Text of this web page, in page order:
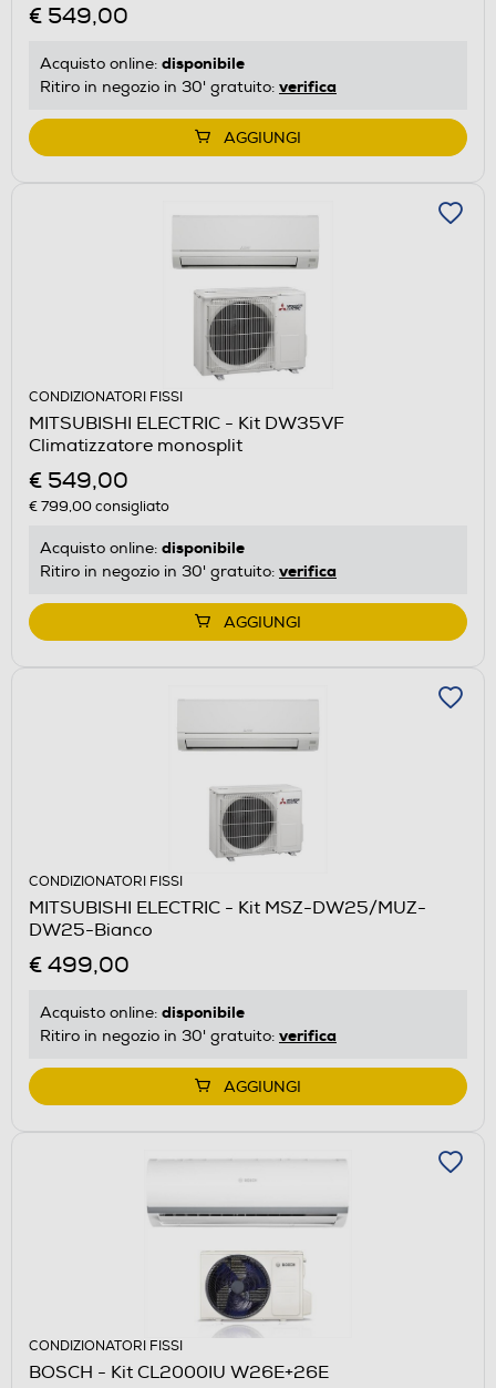
€ 549,00
Acquisto online: disponibile
Ritiro in negozio in 30' gratuito: verifica
AGGIUNGI
CONDIZIONATORI FISSI
MITSUBISHI ELECTRIC - Kit DW35VF
Climatizzatore monosplit
€ 549,00
€ 799,00consigliato
Acquisto online: disponibile
Ritiro in negozio in 30' gratuito: verifica
AGGIUNGI
CONDIZIONATORI FISSI
MITSUBISHI ELECTRIC - Kit MSZ-DW25/MUZ-
DW25-Bianco
€ 499,00
Acquisto online: disponibile
Ritiro in negozio in 30' gratuito: verifica
AGGIUNGI
CONDIZIONATORI FISSI
BOSCH - Kit CL2000IU W26E+26E